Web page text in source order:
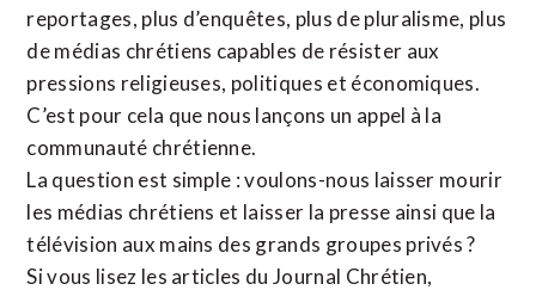
reportages, plus d’enquêtes, plus de pluralisme, plus
de médias chrétiens capables de résister aux
pressions religieuses, politiques et économiques.
C’est pour cela que nous lançons un appel à la
communauté chrétienne.
La question est simple : voulons-nous laisser mourir
les médias chrétiens et laisser la presse ainsi que la
télévision aux mains des grands groupes privés ?
Si vous lisez les articles du Journal Chrétien,